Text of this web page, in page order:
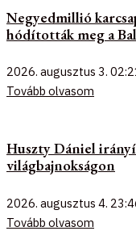
Negyedmillió
hódították meg a
2026. augusztus 3.
Tovább olvasom
Huszty Dániel
világbajnokságon
2026. augusztus 4.
Tovább olvasom